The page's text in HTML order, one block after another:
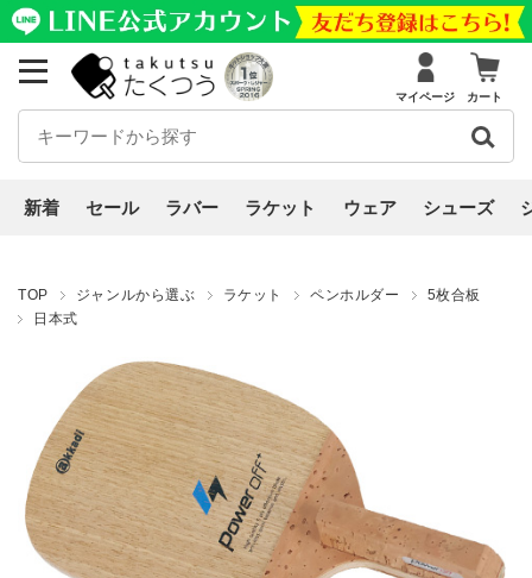
マイページ カート
新着 セール ラバー ラケット ウェア シューズ
TOP ジャンルから選ぶ ラケット ペンホルダー
5枚合板
日本式